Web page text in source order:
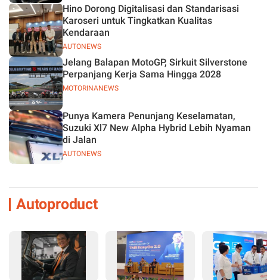
AUTONEWS
Hino Dorong Digitalisasi dan Standarisasi
Karoseri untuk Tingkatkan Kualitas
Kendaraan
MOTORINANEWS
Jelang Balapan MotoGP, Sirkuit Silverstone
Perpanjang Kerja Sama Hingga 2028
AUTONEWS
Punya Kamera Penunjang Keselamatan,
Suzuki Xl7 New Alpha Hybrid Lebih Nyaman
di Jalan
Autoproduct